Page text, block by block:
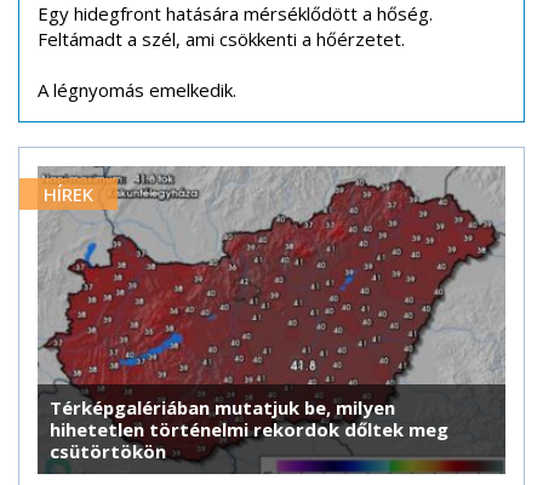
Egy hidegfront hatására mérséklődött a hőség.
Feltámadt a szél, ami csökkenti a hőérzetet.
A légnyomás emelkedik.
HÍREK
Térképgalériában mutatjuk be, milyen
hihetetlen történelmi rekordok dőltek meg
csütörtökön